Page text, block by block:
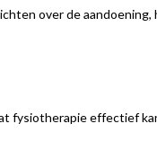
over de
fysiotherapie effectief